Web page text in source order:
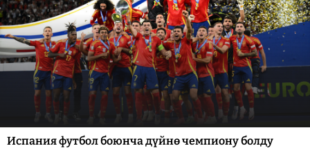
Испания футбол боюнча дүйнө чемпиону болду